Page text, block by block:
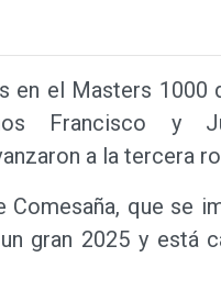
en el Masters 1000
Francisco y
a la tercera
que se
gran 2025 y está